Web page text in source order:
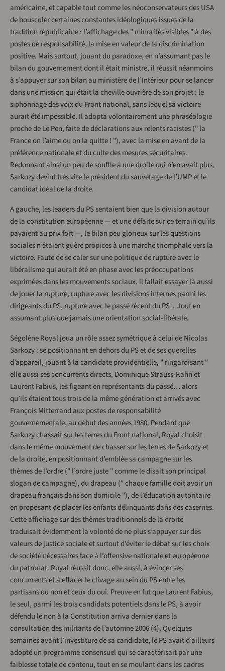
américaine, et capable tout comme les néoconservateurs des USA
de bousculer certaines constantes idéologiques issues de la
tradition républicaine : l’affichage des " minorités visibles " à des
postes de responsabilité, la mise en valeur de la discrimination
positive. Mais surtout, jouant du paradoxe, en n’assumant pas le
bilan du gouvernement dont il était ministre, il réussit néanmoins
à s’appuyer sur son bilan au ministère de l’Intérieur pour se lancer
dans une mission qui était la cheville ouvrière de son projet : le
siphonnage des voix du Front national, sans lequel sa victoire
aurait été impossible. Il adopta volontairement une phraséologie
proche de Le Pen, faite de déclarations aux relents racistes (" la
France on l’aime ou on la quitte ! "), avec la mise en avant de la
préférence nationale et du culte des mesures sécuritaires.
Redonnant ainsi un peu de souffle à une droite qui n’en avait plus,
Sarkozy devint très vite le président du sauvetage de l’UMP et le
candidat idéal de la droite.
A gauche, les leaders du PS sentaient bien que la division autour
de la constitution européenne — et une défaite sur ce terrain qu’ils
payaient au prix fort —, le bilan peu glorieux sur les questions
sociales n’étaient guère propices à une marche triomphale vers la
victoire. Faute de se caler sur une politique de rupture avec le
libéralisme qui aurait été en phase avec les préoccupations
exprimées dans les mouvements sociaux, il fallait essayer là aussi
de jouer la rupture, rupture avec les divisions internes parmi les
dirigeants du PS, rupture avec le passé récent du PS….tout en
assumant plus que jamais une orientation social-libérale.
Ségolène Royal joua un rôle assez symétrique à celui de Nicolas
Sarkozy : se positionnant en dehors du PS et de ses querelles
d’appareil, jouant à la candidate providentielle, " ringardisant "
elle aussi ses concurrents directs, Dominique Strauss-Kahn et
Laurent Fabius, les figeant en représentants du passé… alors
qu’ils étaient tous trois de la même génération et arrivés avec
François Mitterrand aux postes de responsabilité
gouvernementale, au début des années 1980. Pendant que
Sarkozy chassait sur les terres du Front national, Royal choisit
dans le même mouvement de chasser sur les terres de Sarkozy et
de la droite, en positionnant d’emblée sa campagne sur les
thèmes de l’ordre (" l’ordre juste " comme le disait son principal
slogan de campagne), du drapeau (" chaque famille doit avoir un
drapeau français dans son domicile "), de l’éducation autoritaire
en proposant de placer les enfants délinquants dans des casernes.
Cette affichage sur des thèmes traditionnels de la droite
traduisait évidemment la volonté de ne plus s’appuyer sur des
valeurs de justice sociale et surtout d’éviter le débat sur les choix
de société nécessaires face à l’offensive nationale et européenne
du patronat. Royal réussit donc, elle aussi, à évincer ses
concurrents et à effacer le clivage au sein du PS entre les
partisans du non et ceux du oui. Preuve en fut que Laurent Fabius,
le seul, parmi les trois candidats potentiels dans le PS, à avoir
défendu le non à la Constitution arriva dernier dans la
consultation des militants de l’automne 2006 (4). Quelques
semaines avant l’investiture de sa candidate, le PS avait d’ailleurs
adopté un programme consensuel qui se caractérisait par une
faiblesse totale de contenu, tout en se moulant dans les cadres